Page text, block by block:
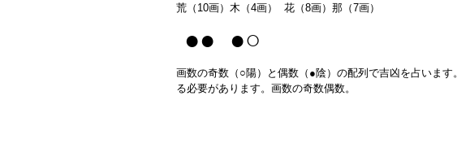
荒（10画）木（4画） 花（8画）那（7画）
●● ●○
画数の奇数（○陽）と偶数（●陰）の配列で吉凶を占いま
る必要があります。画数の奇数偶数。